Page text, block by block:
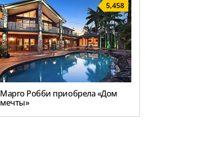
5,458
Марго Робби приобрела «Дом
мечты»